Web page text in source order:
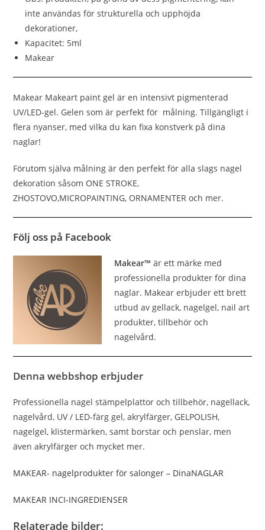
inte användas för strukturella och upphöjda
dekorationer,
Kapacitet: 5ml
Makear
Makear Makeart paint gel är en intensivt pigmenterad
UV/LED-gel. Gelen som är perfekt för målning. Tillgängligt i
flera nyanser, med vilka du kan fixa konstverk på dina
naglar!
Förutom själva målning är den perfekt för alla slags nagel
dekoration såsom ONE STROKE,
ZHOSTOVO,MICROPAINTING, ORNAMENTER och mer.
Följ oss på Facebook
Makear™ är ett märke med
professionella produkter för dina
naglar. Makear erbjuder ett brett
utbud av gellack, nagelgel, nail art
produkter, tillbehör och
nagelvård.
Denna webbshop erbjuder
Professionella nagel stämpelplattor och tillbehör, nagellack,
nagelvård, UV / LED-färg gel, akrylfärger, GELPOLISH,
nagelgel, klistermärken, samt borstar och penslar, men
även akrylfärger och mycket mer.
MAKEAR- nagelprodukter för salonger – DinaNAGLAR
MAKEAR INCI-INGREDIENSER
Relaterade bilder: